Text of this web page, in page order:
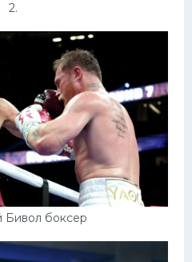
2.
Бивол боксер